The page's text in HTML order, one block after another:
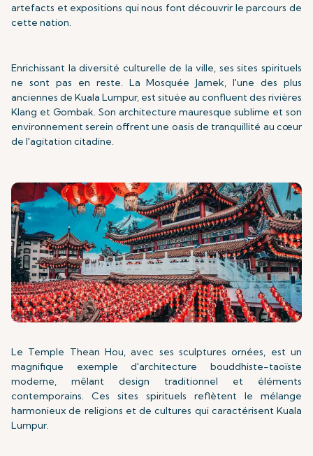
artefacts et expositions qui nous font découvrir le parcours de
cette nation.
Enrichissant la diversité culturelle de la ville, ses sites spirituels
ne sont pas en reste. La Mosquée Jamek, l'une des plus
anciennes de Kuala Lumpur, est située au confluent des rivières
Klang et Gombak. Son architecture mauresque sublime et son
environnement serein offrent une oasis de tranquillité au cœur
de l'agitation citadine.
Le Temple Thean Hou, avec ses sculptures ornées, est un
magnifique exemple d'architecture bouddhiste-taoïste
moderne, mêlant design traditionnel et éléments
contemporains. Ces sites spirituels reflètent le mélange
harmonieux de religions et de cultures qui caractérisent Kuala
Lumpur.